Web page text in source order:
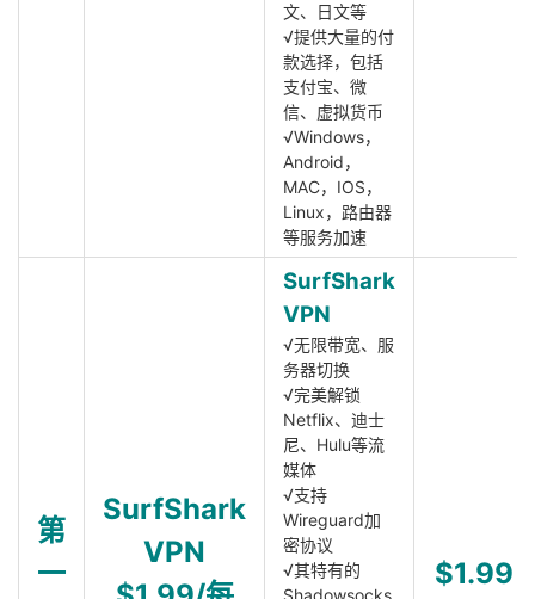
文、日文等
√提供大量的付
款选择，包括
支付宝、微
信、虚拟货币
√Windows，
Android，
MAC，IOS，
Linux，路由器
等服务加速
第
一
SurfShark
VPN
SurfShark
VPN
√无限带宽、服
务器切换
√完美解锁
Netflix、迪士
尼、Hulu等流
媒体
√支持
Wireguard加
密协议
√其特有的
Shadowsocks
$1.99